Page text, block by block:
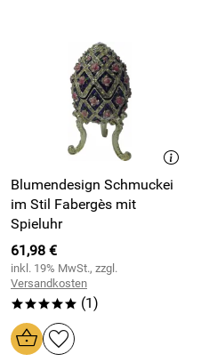
Blumendesign Schmuckei
im Stil Fabergès mit
Spieluhr
61,98 €
inkl. 19% MwSt., zzgl.
Versandkosten
***** (1)